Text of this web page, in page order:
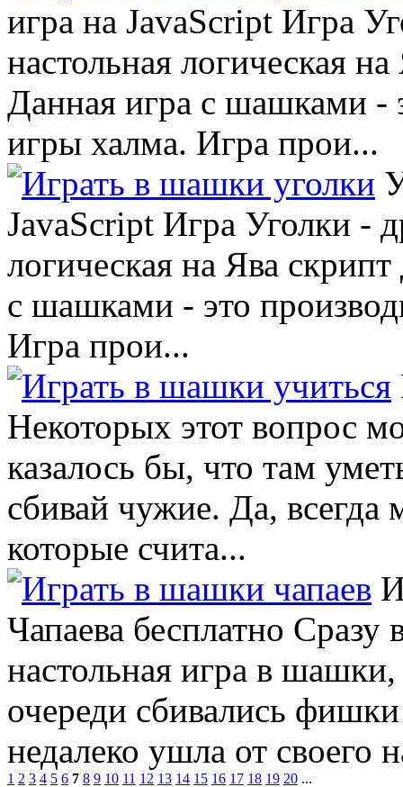
игра на JavaScript Игра
настольная логическая
Данная игра с шашками -
игры халма. Игра прои...
JavaScript Игра Уголки -
логическая на Ява
с шашками - это
Игра прои...
Некоторых этот вопрос
казалось бы, что там
сбивай чужие. Да, всегда
которые счита...
Чапаева бесплатно Сразу
настольная игра в
очереди сбивались
недалеко ушла от своего
1 2 3 4 5 6 7 8 9 10 11 12 13 14 15 16 17 18 19 20 ...